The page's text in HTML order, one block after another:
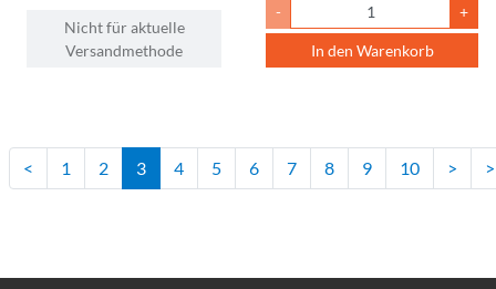
Nicht für aktuelle
Versandmethode
- +
In den Warenkorb
< 1 2 3 4 5 6 7 8 9 10 >